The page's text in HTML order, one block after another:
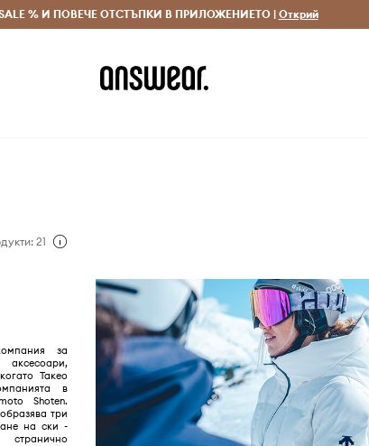
за поръчки над 70 EUR Доставка 1-5 дни
SALE % И ПОВЕЧЕ ОТСТЪПКИ В ПРИЛОЖЕНИЕТО | Открий
21
за
Такео
в
Shoten.
три
на ски -